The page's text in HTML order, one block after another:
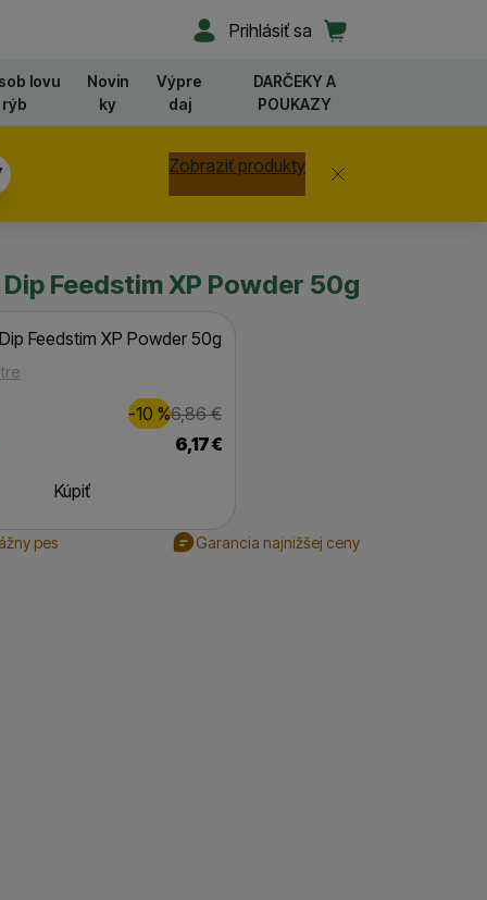
Užívateľská sekcia
Prihlásiť sa Košík
lovu
rýb
Novin
ky
Výpre
daj
DARČEKY A
POUKAZY
Zobraziť produkty Zavrieť
Feedstim XP Powder 50g
Feedstim XP Powder 50g
Pôvodná cena
6,86€
Zľava
1,00€
(
-10 %
)
6,17€
Kúpiť
pes Garancia najnižšej ceny